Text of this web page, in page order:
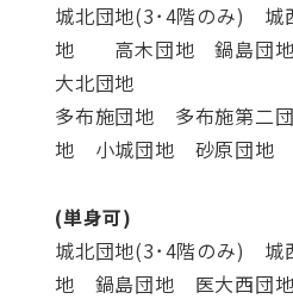
城北団地(3･4階のみ)
地 高木団地 鍋島団
大北団地
多布施団地 多布施第
地 小城団地 砂原団地
(単身可)
城北団地(3･4階のみ)
地 鍋島団地 医大西団